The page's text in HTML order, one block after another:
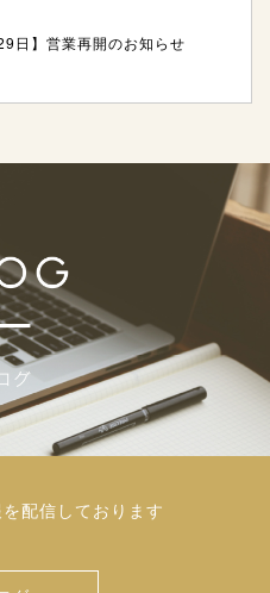
日】営業再開のお知らせ
配信しております